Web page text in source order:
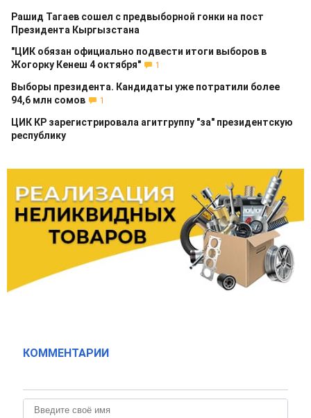
Рашид Тагаев сошел с предвыборной гонки на пост
Президента Кыргызстана
"ЦИК обязан официально подвести итоги выборов в
Жогорку Кенеш 4 октября"
1
Выборы президента. Кандидаты уже потратили более
94,6 млн сомов
1
ЦИК КР зарегистрировала агитгруппу "за" президентскую
республику
КОММЕНТАРИИ